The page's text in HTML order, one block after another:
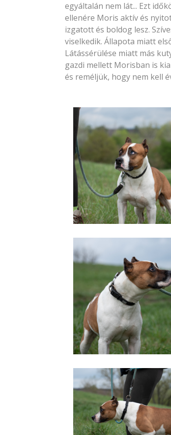
egyáltalán nem lát... Ezt
ellenére Moris aktív és
izgatott és boldog lesz.
viselkedik. Állapota miatt
Látássérülése miatt más
gazdi mellett Morisban is
és reméljük, hogy nem kell